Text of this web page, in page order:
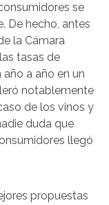
se
De hecho, antes
la Cámara
tasas de
a año en un
notablemente
de los vinos y
duda que
llegó
propuestas